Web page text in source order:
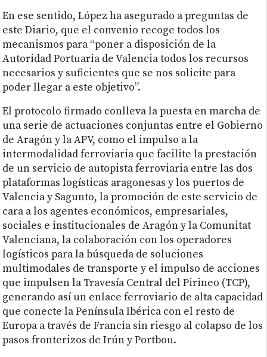
En ese sentido, López ha asegurado a preguntas de
este Diario, que el convenio recoge todos los
mecanismos para “poner a disposición de la
Autoridad Portuaria de Valencia todos los recursos
necesarios y suficientes que se nos solicite para
poder llegar a este objetivo”.
El protocolo firmado conlleva la puesta en marcha de
una serie de actuaciones conjuntas entre el Gobierno
de Aragón y la APV, como el impulso a la
intermodalidad ferroviaria que facilite la prestación
de un servicio de autopista ferroviaria entre las dos
plataformas logísticas aragonesas y los puertos de
Valencia y Sagunto, la promoción de este servicio de
cara a los agentes económicos, empresariales,
sociales e institucionales de Aragón y la Comunitat
Valenciana, la colaboración con los operadores
logísticos para la búsqueda de soluciones
multimodales de transporte y el impulso de acciones
que impulsen la Travesía Central del Pirineo (TCP),
generando así un enlace ferroviario de alta capacidad
que conecte la Península Ibérica con el resto de
Europa a través de Francia sin riesgo al colapso de los
pasos fronterizos de Irún y Portbou.